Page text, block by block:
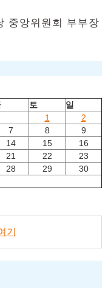
중앙위원회 부부장
토
일
1
2
7 8
9
14 15
16
21 22
23
28 29
30
기